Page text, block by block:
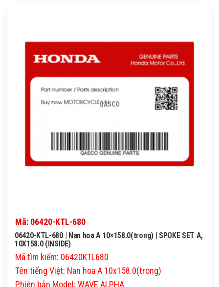
QASCO
Mã: 06420-KTL-680
06420-KTL-680 | Nan hoa A 10×158.0(trong) | SPOKE SET A,
10X158.0 (INSIDE)
Mã tìm kiếm: 06420KTL680
Tên tiếng Việt: Nan hoa A 10x158.0(trong)
Phiên bản Model: WAVE ALPHA